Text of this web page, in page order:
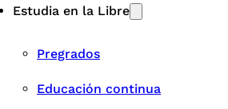
Estudia en la Libre
Pregrados
Educación continua